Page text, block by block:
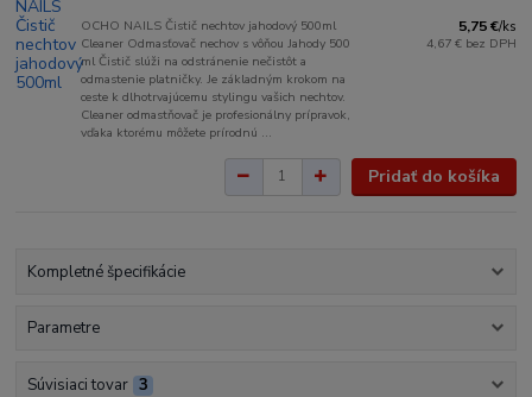
OCHO NAILS Čistič nechtov jahodový 500ml
Cleaner Odmasťovač nechov s vôňou Jahody 500
ml Čistič slúži na odstránenie nečistôt a
odmastenie platničky. Je základným krokom na
ceste k dlhotrvajúcemu stylingu vašich nechtov.
Cleaner odmastňovač je profesionálny prípravok,
vďaka ktorému môžete prírodnú ...
5,75 €/ks
4,67 € bez DPH
Pridať do košíka
Kompletné špecifikácie
Parametre
Súvisiaci tovar 3